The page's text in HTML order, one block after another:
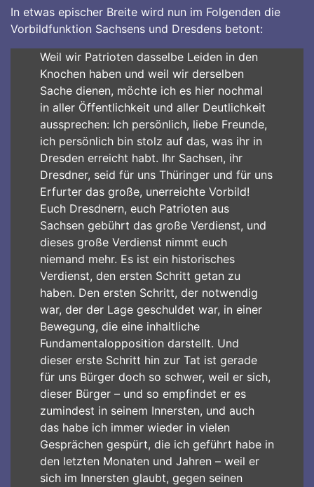
In etwas epischer Breite wird nun im Folgenden die
Vorbildfunktion Sachsens und Dresdens betont:
Weil wir Patrioten dasselbe Leiden in den
Knochen haben und weil wir derselben
Sache dienen, möchte ich es hier nochmal
in aller Öffentlichkeit und aller Deutlichkeit
aussprechen: Ich persönlich, liebe Freunde,
ich persönlich bin stolz auf das, was ihr in
Dresden erreicht habt. Ihr Sachsen, ihr
Dresdner, seid für uns Thüringer und für uns
Erfurter das große, unerreichte Vorbild!
Euch Dresdnern, euch Patrioten aus
Sachsen gebührt das große Verdienst, und
dieses große Verdienst nimmt euch
niemand mehr. Es ist ein historisches
Verdienst, den ersten Schritt getan zu
haben. Den ersten Schritt, der notwendig
war, der der Lage geschuldet war, in einer
Bewegung, die eine inhaltliche
Fundamentalopposition darstellt. Und
dieser erste Schritt hin zur Tat ist gerade
für uns Bürger doch so schwer, weil er sich,
dieser Bürger – und so empfindet er es
zumindest in seinem Innersten, und auch
das habe ich immer wieder in vielen
Gesprächen gespürt, die ich geführt habe in
den letzten Monaten und Jahren – weil er
sich im Innersten glaubt, gegen seinen